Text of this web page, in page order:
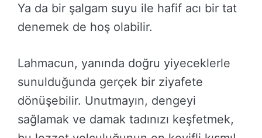
Ya da bir şalgam suyu ile hafif acı bir tat
denemek de hoş olabilir.
Lahmacun, yanında doğru yiyeceklerle
sunulduğunda gerçek bir ziyafete
dönüşebilir. Unutmayın, dengeyi
sağlamak ve damak tadınızı keşfetmek,